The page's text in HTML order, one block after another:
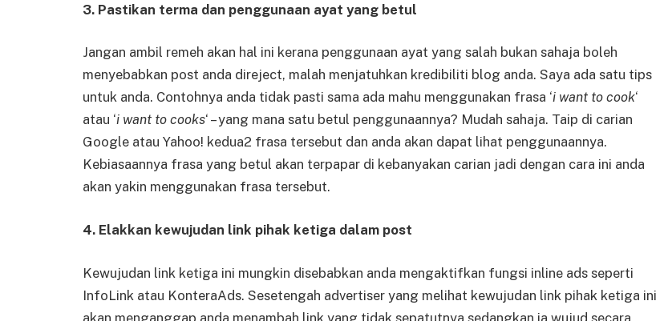
3. Pastikan terma dan penggunaan ayat yang betul
Jangan ambil remeh akan hal ini kerana penggunaan ayat yang salah bukan sahaja boleh
menyebabkan post anda direject, malah menjatuhkan kredibiliti blog anda. Saya ada satu tips
untuk anda. Contohnya anda tidak pasti sama ada mahu menggunakan frasa ‘i want to cook‘
atau ‘i want to cooks‘ – yang mana satu betul penggunaannya? Mudah sahaja. Taip di carian
Google atau Yahoo! kedua2 frasa tersebut dan anda akan dapat lihat penggunaannya.
Kebiasaannya frasa yang betul akan terpapar di kebanyakan carian jadi dengan cara ini anda
akan yakin menggunakan frasa tersebut.
4. Elakkan kewujudan link pihak ketiga dalam post
Kewujudan link ketiga ini mungkin disebabkan anda mengaktifkan fungsi inline ads seperti
InfoLink atau KonteraAds. Sesetengah advertiser yang melihat kewujudan link pihak ketiga ini
akan menganggap anda menambah link yang tidak sepatutnya sedangkan ia wujud secara